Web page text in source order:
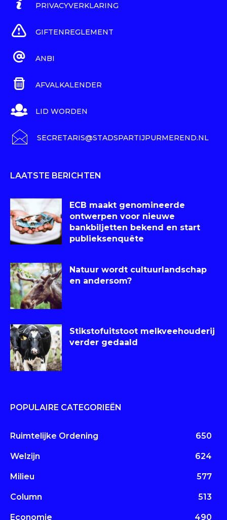
PRIVACYVERKLARING
GIFTENREGLEMENT
ANBI
AFVALKALENDER
LID WORDEN
SECRETARIS@STADSPARTIJPURMEREND.NL
LAATSTE BERICHTEN
ECB maakt genomineerde
ontwerpen voor nieuwe
bankbiljetten bekend en start
publieksenquête
Natuur wordt cultuurlandschap
en andersom?
Stikstofuitstoot melkveehouderij
verder gedaald
POPULAIRE CATEGORIEËN
Ruimtelijke Ordening 650
Welzijn 624
Milieu 577
Column 513
Economie 490